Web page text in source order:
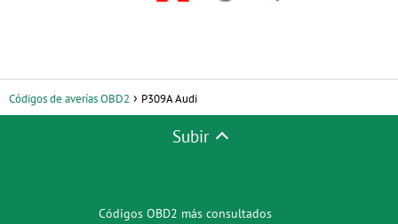
Códigos de averías OBD2 P309A Audi
Subir
Códigos OBD2 más consultados